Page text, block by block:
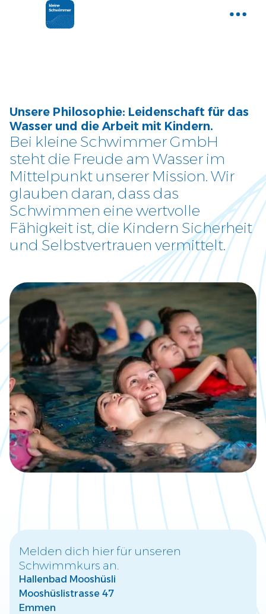
Aktuelle News
Neues und Tipps aus der Welt der
kleinen Schwimmer
Kurse
Entdecke unser Kursangebot
Über uns
Tauche ein und lerne uns
kennen
Kalender
Was, wann, wo inklusive direkter
Anmeldemöglichkeit
Jobs
Eine neue Challenge gesucht?
Bäder
Übersicht über unsere Locations
Kontakt
Wir sind gerne für Dich da
Aktuelle Artikel
Warum frühzeitige Wassergewöhnung für
Kinder wichtig ist
Entdecke, wie frühe Wassergewöhnung die Entwicklung
Deines Kindes fördert und eine sichere Basis für Freude
Unsere Philosophie: Leidenschaft für das
Wasser und die Arbeit mit Kindern.
Bei kleine Schwimmer GmbH
steht die Freude am Wasser im
Mittelpunkt unserer Mission. Wir
glauben daran, dass das
Schwimmen eine wertvolle
Fähigkeit ist, die Kindern Sicherheit
und Selbstvertrauen vermittelt.
Melden dich hier für unseren
Schwimmkurs an.
Hallenbad Mooshüsli
Mooshüslistrasse 47
Emmen